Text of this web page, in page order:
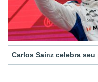
Carlos Sainz celebra